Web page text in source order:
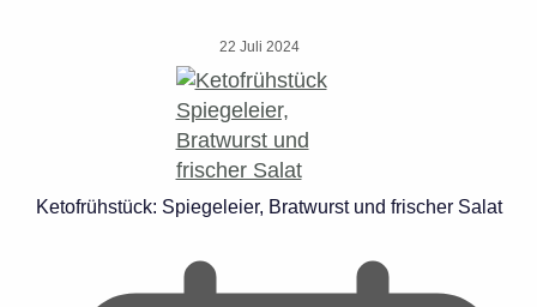
22 Juli 2024
Ketofrühstück: Spiegeleier, Bratwurst und frischer Salat